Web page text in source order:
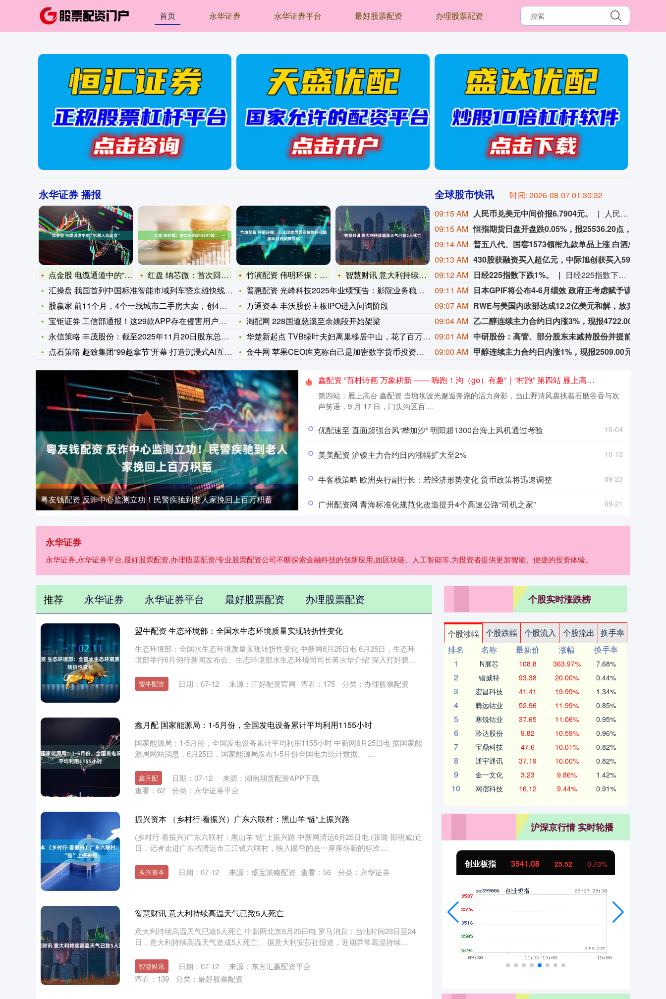
首页 永华证券 永华证券平台 最好股票配资 办理股票配资
永华证券 播报
点金股 电缆通道中的“机器人总动员”
红盘 纳芯微：首次回购344547股
汇操盘 我国首列中国标准智能市域列车暨京雄快线列车在青岛亮相
股赢家 前11个月，4个一线城市二手房大卖，创4年新高
宝钜证券 工信部通报！这29款APP存在侵害用户权益行为
永信策略 丰茂股份：截至2025年11月20日股东总户数为7
点石策略 趣致集团“99趣拿节”开幕 打造沉浸式AI互动新体
竹演配资 伟明环保：入选印度尼西亚废物转化能源项目选定供应商
智慧财讯 意大利持续高温天气已致5人死亡
普惠配资 光峰科技2025年业绩预告：影院业务稳健护航，AR
万通资本 丰沃股份主板IPO进入问询阶段
淘配网 228国道慈溪至余姚段开始架梁
华楚新起点 TVB绿叶夫妇离巢移居中山，花了百万买房，新房宽
金牛网 苹果CEO库克称自己是加密数字货币投资者 持有比特币
全球股市快讯 时间: 2026-08-07 01:30:33
09:15 AM 人民币兑美元中间价报6.7904元。
人民币兑美元中间价报6.7904元。
09:15 AM
09:14 AM
09:13 AM
09:12 AM 日经225指数下跌1%。
日经225指数下跌1%。
09:11 AM
09:07 AM
09:04 AM
09:01 AM
09:00 AM
粤友钱配资 反诈中心监测立功！民警疾驰到老人家挽回上百万积蓄
鑫配资 “百村诗画 万象耕新 —— 嗨跑！沟（go）有趣”｜“村跑” 第四站 雁上高台，塘坝边跑活乡村新图景
第四站：雁上高台 鑫配资 当塘坝波光邂逅奔跑的活力身影，当山野清风裹挟着石磨谷香与欢
声笑语，9 月 17 日，门头沟区百....
优配速至 直面超强台风“桦加沙” 明阳超1300台海上风机通过考验 10-04
美美配资 沪镍主力合约日内涨幅扩大至2% 10-13
牛客栈策略 欧洲央行副行长：若经济形势变化 货币政策将迅速调整 09-23
广州配资网 青海标准化规范化改造提升4个高速公路“司机之家” 09-21
永华证券
永华证券,永华证券平台,最好股票配资,办理股票配资/专业股票配资公司不断探索金融科技的创新应用,如区块链、人工智能等,为投资者提供更加智能、便捷的投资体验。
推荐 永华证券 永华证券平台 最好股票配资 办理股票配资
盟牛配资 生态环境部：全国水生态环境质量实现转折性变化
生态环境部：全国水生态环境质量实现转折性变化 中新网6月25日电 6月25日，生态环
境部举行6月例行新闻发布会。生态环境部水生态环境司司长蒋火华介绍“深入打好碧....
盟牛配资 日期：07-12 来源：正好配资官网 查看： 175 分类： 办理股票配资
鑫月配 国家能源局：1-5月份，全国发电设备累计平均利用1155小时
国家能源局：1-5月份，全国发电设备累计平均利用1155小时 中新网6月25日电 据国家能
源局网站消息，6月25日，国家能源局发布1-5月份全国电力统计数据。 ....
鑫月配 日期：07-12
来源：湖南期货配资APP下载
查看： 62 分类： 永华证券平台
振兴资本 （乡村行·看振兴）广东六联村：黑山羊“链”上振兴路
(乡村行·看振兴)广东六联村：黑山羊“链”上振兴路 中新网清远6月25日电 (张璐 邵明威)近
日，记者走进广东省清远市三江镇六联村，映入眼帘的是一座座崭新的标准....
振兴资本 日期：07-12 来源：盛宝策略配资 查看： 56 分类： 永华证券
智慧财讯 意大利持续高温天气已致5人死亡
意大利持续高温天气已致5人死亡 中新网北京6月25日电 罗马消息：当地时间23日至24
日，意大利持续高温天气造成5人死亡。 据意大利安莎社报道，近期异常高温持续....
智慧财讯 日期：07-12
来源：东方汇赢配资平台
查看： 139 分类： 最好股票配资
个股实时涨跌榜
个股涨幅 个股跌幅 个股流入 个股流出
换手率
排名
名称 最新价 涨幅
换手率
1
N展芯 108.8 363.97% 7.68%
2 锴威特 93.38 20.00% 0.44%
3 宏昌科技 41.41 19.99% 1.34%
4 腾远钴业 52.96 11.99% 0.85%
5 寒锐钴业 37.65 11.06% 0.95%
6 聆达股份 9.82 10.59% 0.96%
7 宝鼎科技 47.6 10.01% 0.82%
8 通宇通讯 37.19 10.00% 0.82%
9 金一文化 3.23 9.86% 1.42%
10 网宿科技 16.12 9.44% 0.91%
沪深京行情 实时轮播
北证50 1121.12 基金指数 7230.11 0.31 0.00%